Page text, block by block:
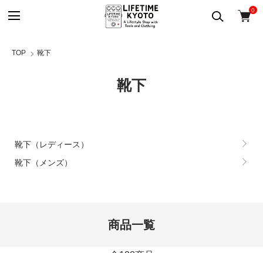
0
TOP 靴下
靴下
靴下（レディース）
靴下（メンズ）
商品一覧